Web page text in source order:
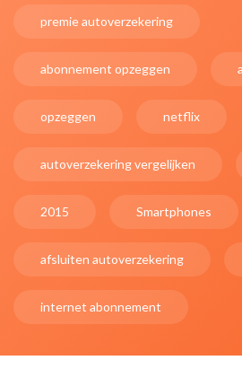
premie autoverzekering
abonnement opzeggen
opzeggen netflix
autoverzekering vergelijken
2015 Smartphones
afsluiten autoverzekering
internet abonnement